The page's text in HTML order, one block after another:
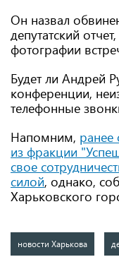
Он назвал
депутатский
фотографии
Будет ли Андрей
конференции,
телефонные
Напомним,
из фракции
свое
силой, однако,
Харьковского
новости Харькова